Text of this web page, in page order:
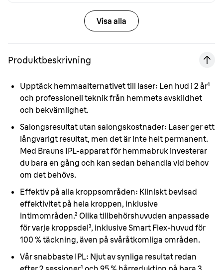
Visa alla
Produktbeskrivning
Upptäck hemmaalternativet till laser: Len hud i 2 år¹
och professionell teknik från hemmets avskildhet
och bekvämlighet.
Salongsresultat utan salongskostnader: Laser ger ett
långvarigt resultat, men det är inte helt permanent.
Med Brauns IPL-apparat för hemmabruk investerar
du bara en gång och kan sedan behandla vid behov
om det behövs.
Effektiv på alla kroppsområden: Kliniskt bevisad
effektivitet på hela kroppen, inklusive
intimområden.² Olika tillbehörshuvuden anpassade
för varje kroppsdel³, inklusive Smart Flex-huvud för
100 % täckning, även på svåråtkomliga områden.
Vår snabbaste IPL: Njut av synliga resultat redan